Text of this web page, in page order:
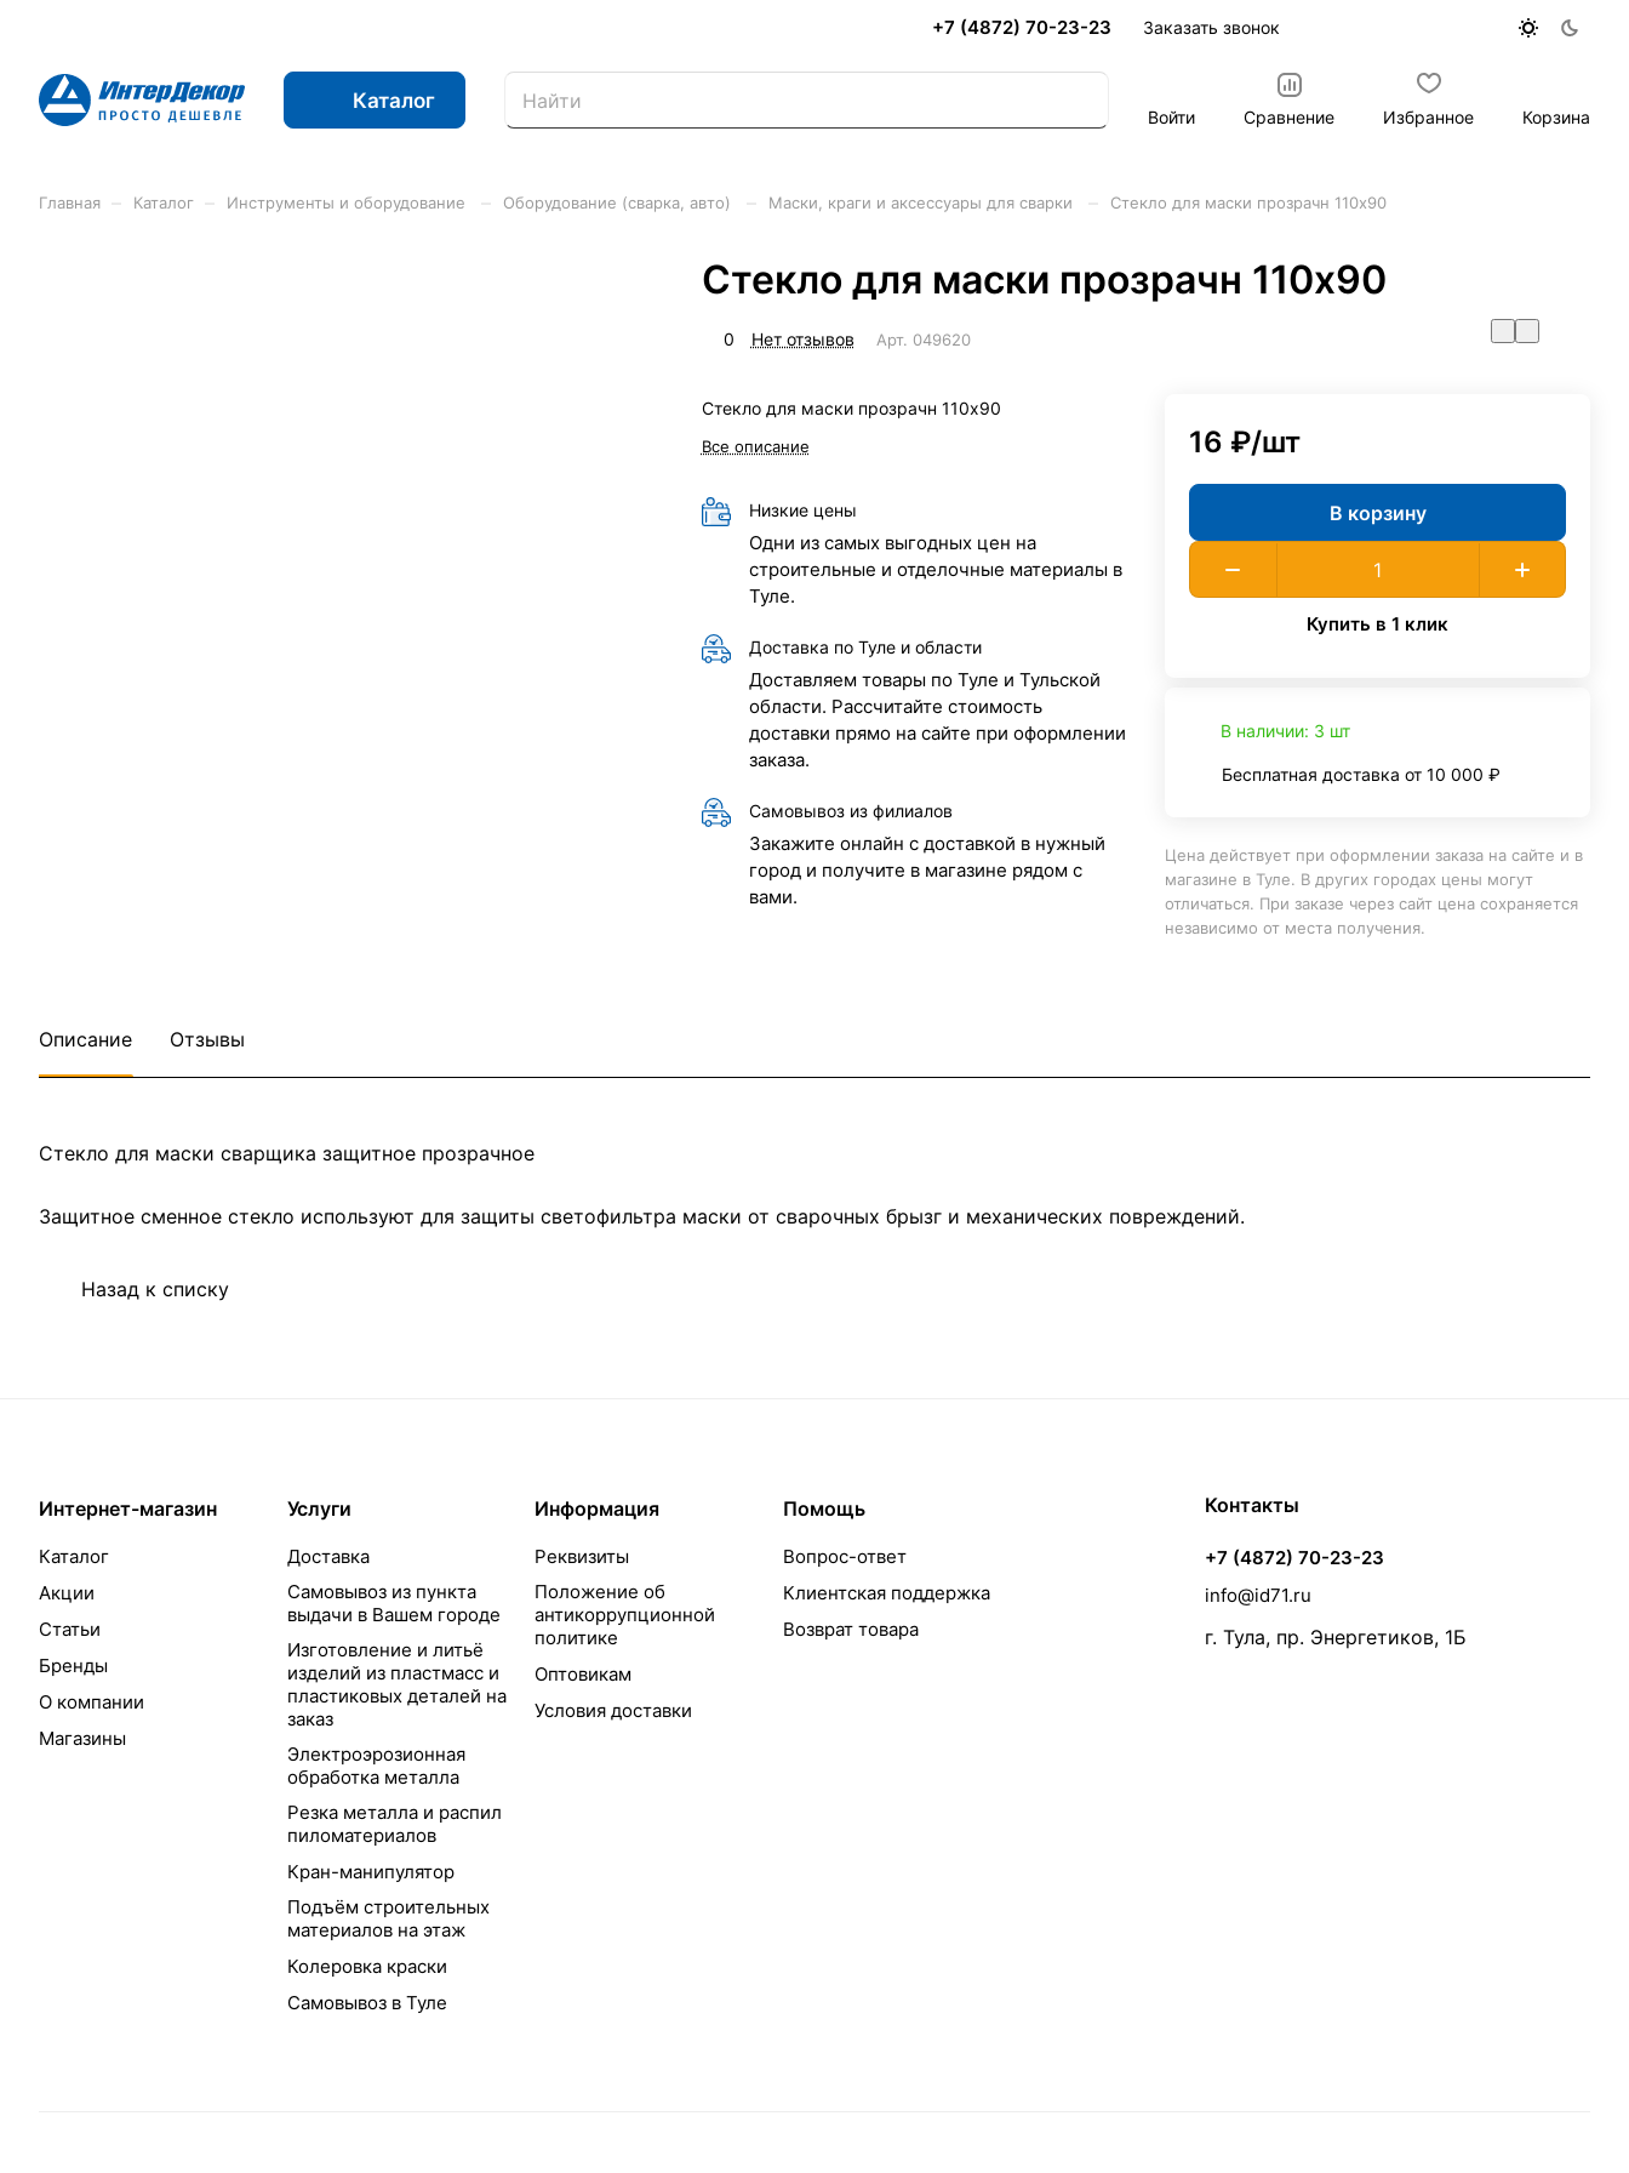
+7 (4872) 70-23-23 Заказать звонок
Каталог
Войти Сравнение Избранное Корзина
Главная Каталог Инструменты и оборудование Оборудование (сварка, авто) Маски, краги и аксессуары для сварки Стекло для маски прозрачн 110х90
Стекло для маски прозрачн 110х90
0 Нет отзывов Арт. 049620
Стекло для маски прозрачн 110х90
Все описание
Низкие цены
Одни из самых выгодных цен на
строительные и отделочные материалы в
Туле.
Доставка по Туле и области
Доставляем товары по Туле и Тульской
области. Рассчитайте стоимость
доставки прямо на сайте при оформлении
заказа.
Самовывоз из филиалов
Закажите онлайн с доставкой в нужный
город и получите в магазине рядом с
вами.
16 ₽/шт
В корзину
Купить в 1 клик
В наличии: 3 шт
Бесплатная доставка от 10 000 ₽
Цена действует при оформлении заказа на сайте и в
магазине в Туле. В других городах цены могут
отличаться. При заказе через сайт цена сохраняется
независимо от места получения.
Описание Отзывы
Стекло для маски сварщика защитное прозрачное
Защитное сменное стекло используют для защиты светофильтра маски от сварочных брызг и механических повреждений.
Назад к списку
Интернет-магазин
Каталог
Акции
Статьи
Бренды
О компании
Магазины
Услуги
Доставка
Самовывоз из пункта
выдачи в Вашем городе
Изготовление и литьё
изделий из пластмасс и
пластиковых деталей на
заказ
Электроэрозионная
обработка металла
Резка металла и распил
пиломатериалов
Кран-манипулятор
Подъём строительных
материалов на этаж
Колеровка краски
Самовывоз в Туле
Информация
Реквизиты
Положение об
антикоррупционной
политике
Оптовикам
Условия доставки
Помощь
Вопрос-ответ
Клиентская поддержка
Возврат товара
Контакты
+7 (4872) 70-23-23
info@id71.ru
г. Тула, пр. Энергетиков, 1Б